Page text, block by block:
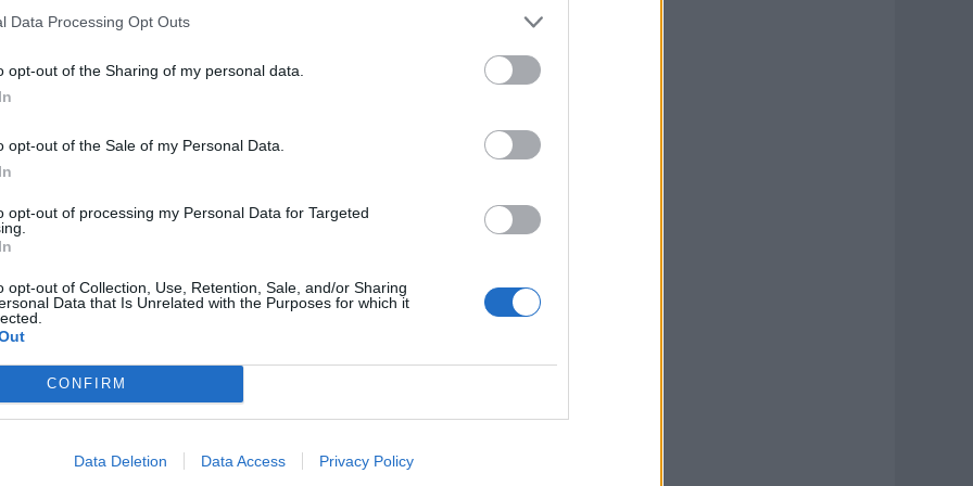
Data Processing Opt Outs
opt-out of the Sharing of my personal data.
opt-out of the Sale of my Personal Data.
opt-out of processing my Personal Data for Targeted
opt-out of Collection, Use, Retention, Sale, and/or Sharing
Data that Is Unrelated with the Purposes for which it
CONFIRM
Data Deletion Data Access Privacy Policy
. Δεν φάνηκε κάνενας από τους δύο, καλοί
Μόρσεϊ δεν βρήκε τους χώρους που θα ήθελε
διάθεση, ενώ και ο Ντουάρτε με εξαίρεση το
ότι εντυπωσίασε. Μοναδικός προωθημένος
μετά από καιρό. Σωστή εκτέλεση πέναλτι με
των φετινών του τερμάτων. Τεράστια
του στο 62΄ στοπάροντας ωραία την
λέει όχι στο σουτ που επιχείρησε.
ευκαιρία για το διπλό στο 92΄.
με τον Κολοβό να γυρνάει στην θέση
με τον αγώνα απέναντι στον ΟΣΦΠ. Κακό,
για μια ακόμη φορά με τον Ιωνικό να
να ανεβαίνει και βρήκε το γκολ της